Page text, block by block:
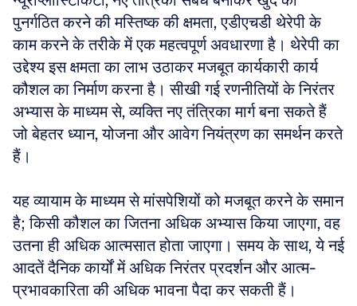
पुनर्गठित करने की मस्तिष्क की क्षमता, एडीएचडी थेरेपी के
काम करने के तरीके में एक महत्वपूर्ण अवधारणा है। थेरेपी का
उद्देश्य इस क्षमता का लाभ उठाकर मजबूत कार्यकारी कार्य
कौशल का निर्माण करना है। सीखी गई रणनीतियों के निरंतर
अभ्यास के माध्यम से, व्यक्ति नए तंत्रिका मार्ग बना सकते हैं
जो बेहतर ध्यान, योजना और आवेग नियंत्रण का समर्थन करते
हैं।
यह व्यायाम के माध्यम से मांसपेशियों को मजबूत करने के समान
है; किसी कौशल का जितना अधिक अभ्यास किया जाएगा, वह
उतना ही अधिक आत्मसात होता जाएगा। समय के साथ, ये नई
आदतें दैनिक कार्यों में अधिक निरंतर प्रदर्शन और आत्म-
प्रभावकारिता की अधिक भावना पैदा कर सकती हैं।